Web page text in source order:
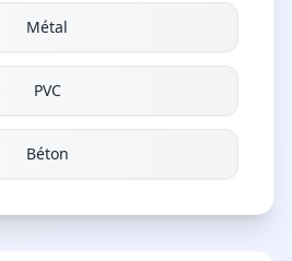
Métal
PVC
Béton